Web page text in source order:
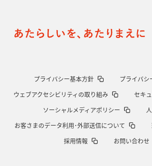
2026年1月8日(木)更新
ルディケ
2025年12月25日(木)更新
2025年12月18日(木)更新
プライバシー基本方針
プライバシ
ウェブアクセシビリティの取り組み
セキ
ソーシャルメディアポリシー
お客さまのデータ利用･外部送信について
採用情報
お問い合わせ